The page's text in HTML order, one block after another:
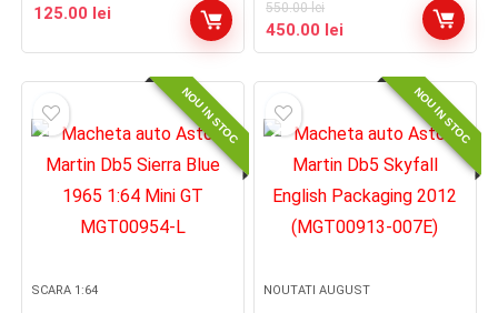
125.00 lei 550.00lei
Prețul
inițial
550.00 lei.
450.00 lei
curent
este:
450.00 lei.
NOU IN STOC
SCARA 1:64
NOU IN STOC
NOUTATI AUGUST